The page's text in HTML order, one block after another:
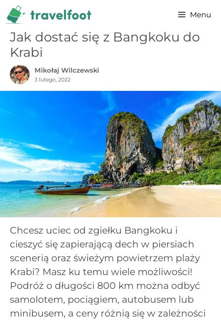
Przejdź
do
treści
Menu
Jak dostać się z Bangkoku do
Krabi
Mikołaj Wilczewski
3 lutego, 2022
Chcesz uciec od zgiełku Bangkoku i
cieszyć się zapierającą dech w piersiach
scenerią oraz świeżym powietrzem plaży
Krabi? Masz ku temu wiele możliwości!
Podróż o długości 800 km można odbyć
samolotem, pociągiem, autobusem lub
minibusem, a ceny różnią się w zależności